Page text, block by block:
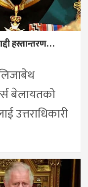
हस्तान्तरण…
बेलायतको
उत्तराधिकारी